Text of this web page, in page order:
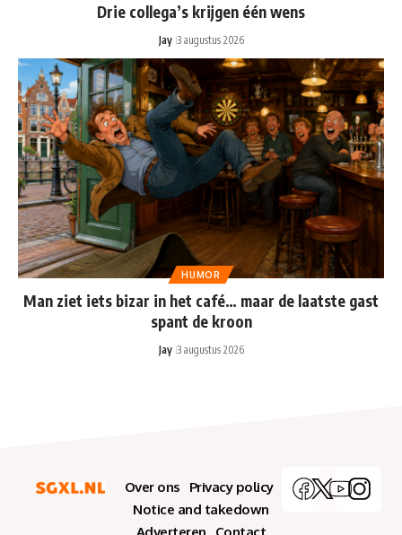
Drie collega’s krijgen één wens
Jay 3 augustus 2026
HUMOR
Man ziet iets bizar in het café… maar de laatste gast
spant de kroon
Jay 3 augustus 2026
Over ons
Privacy policy
Notice and takedown
Adverteren
Contact